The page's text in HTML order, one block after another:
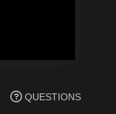
QUESTIONS